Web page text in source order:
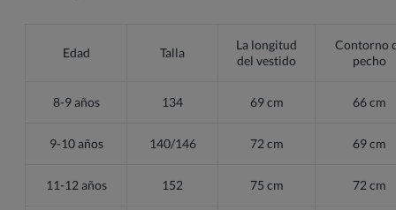
Edad Talla
La longitud
del vestido
Contorno
pecho
8-9 años 134 69 cm 66 cm
9-10 años 140/146 72 cm 69 cm
11-12 años 152 75 cm 72 cm